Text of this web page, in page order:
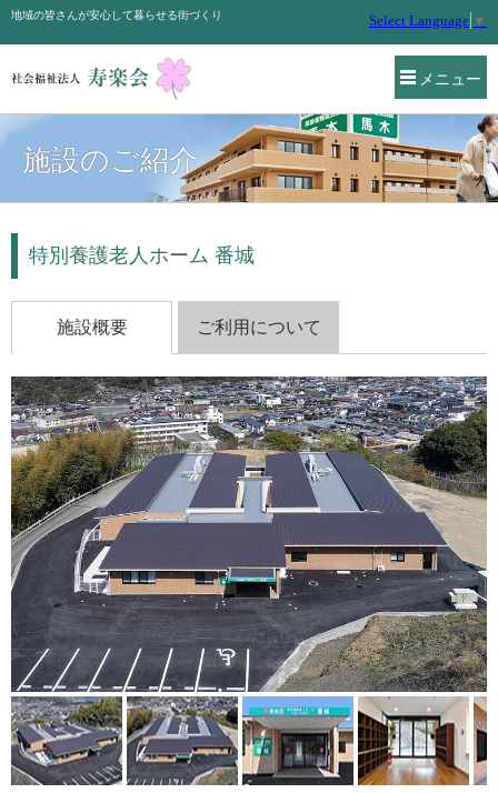
メニュー
地域の皆さんが安心して暮らせる街づくり Select Language ▼
施設のご紹介
特別養護老人ホーム 番城
施設概要 ご利用について